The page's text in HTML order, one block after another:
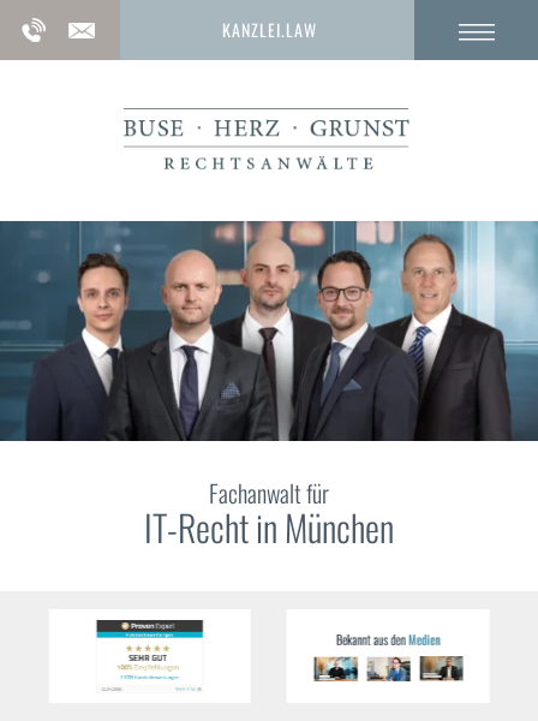
KANZLEI.LAW
Fachanwalt für
IT-Rechtin München